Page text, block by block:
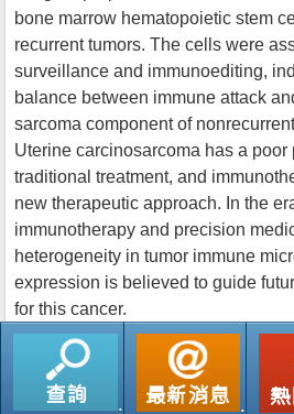
bone marrow hematopoietic stem
recurrent tumors. The cells were
surveillance and immunoediting,
balance between immune attack
sarcoma component of
Uterine carcinosarcoma has a poor
traditional treatment, and
new therapeutic approach. In the
immunotherapy and precision
heterogeneity in tumor immune
expression is believed to guide
for this cancer.